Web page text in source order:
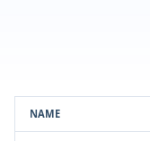
Prodotto